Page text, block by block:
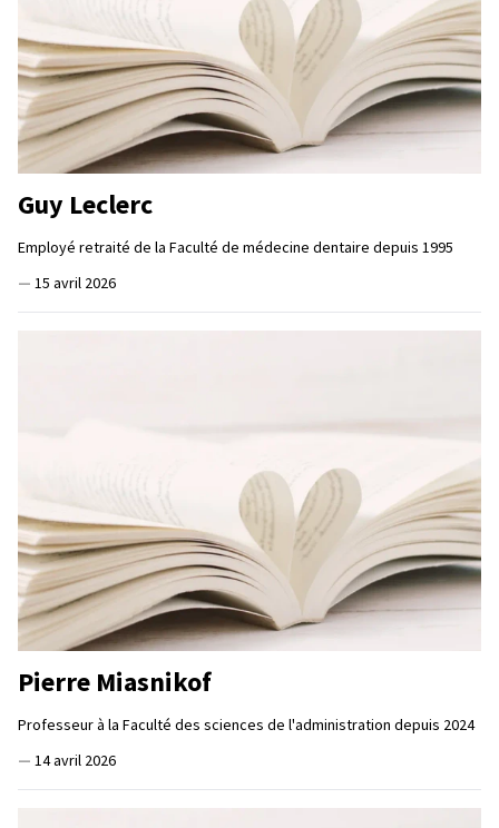
Guy Leclerc
Employé retraité de la Faculté de médecine dentaire depuis 1995
— 15 avril 2026
Pierre Miasnikof
Professeur à la Faculté des sciences de l'administration depuis 2024
— 14 avril 2026